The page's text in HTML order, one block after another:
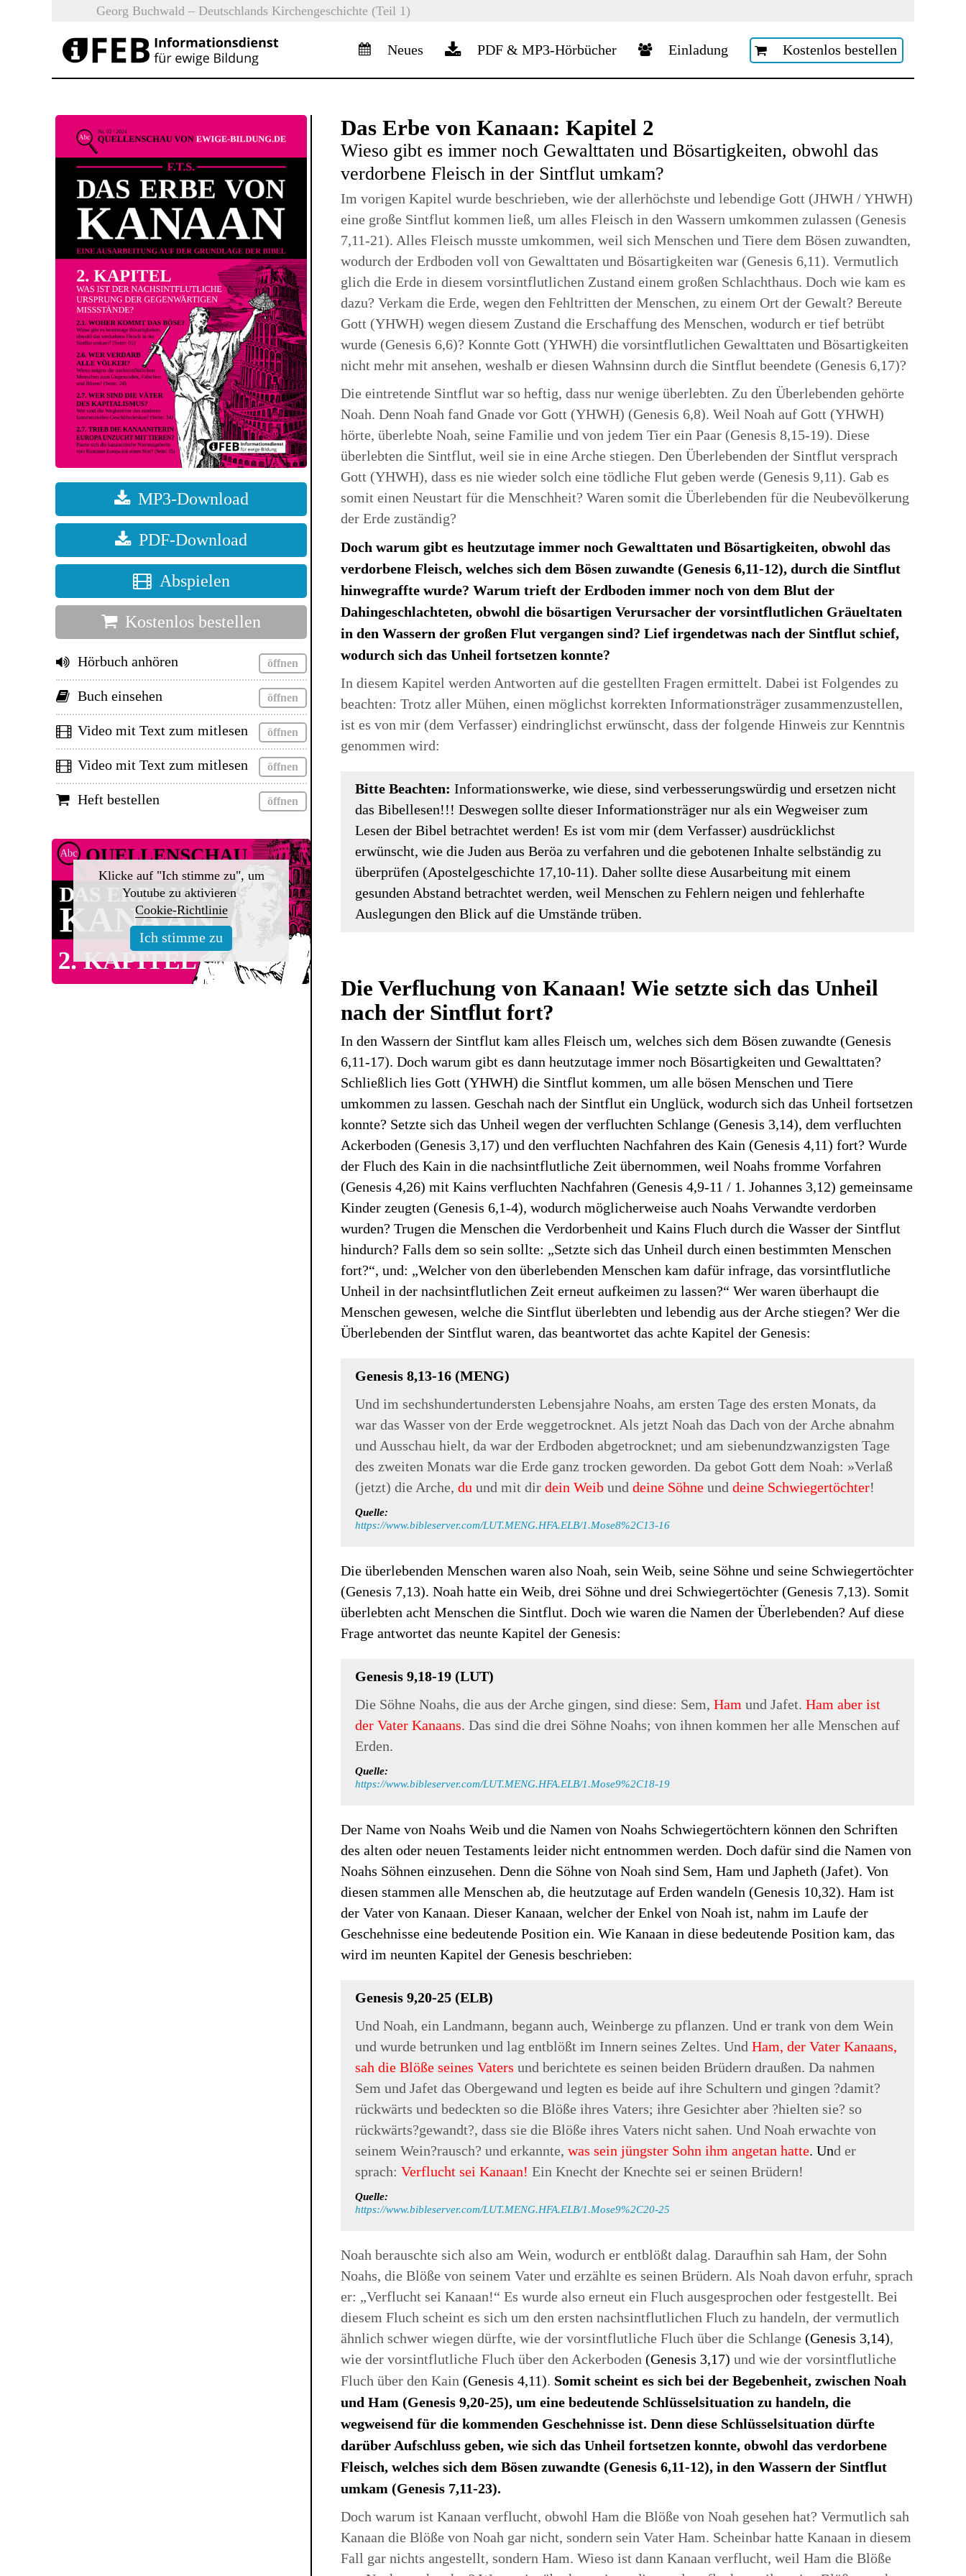
Georg Buchwald – Deutschlands Kirchengeschichte (Teil 1)
iFEB Neues PDF & MP3-Hörbücher Einladung Kostenlos bestellen
MP3-Download
PDF-Download
Abspielen
Kostenlos bestellen
Hörbuch anhören
Buch einsehen
Video mit Text zum mitlesen
Video mit Text zum mitlesen
Heft bestellen
Klicke auf "Ich stimme zu", um
Youtube zu aktivieren
Cookie-Richtlinie
Ich stimme zu
Das Erbe von Kanaan: Kapitel 2
Wieso gibt es immer noch Gewalttaten und Bösartigkeiten, obwohl das
verdorbene Fleisch in der Sintflut umkam?
Im vorigen Kapitel wurde beschrieben, wie der allerhöchste und lebendige Gott (JHWH / YHWH)
eine große Sintflut kommen ließ, um alles Fleisch in den Wassern umkommen zulassen (Genesis
7,11-21). Alles Fleisch musste umkommen, weil sich Menschen und Tiere dem Bösen zuwandten,
wodurch der Erdboden voll von Gewalttaten und Bösartigkeiten war (Genesis 6,11). Vermutlich
glich die Erde in diesem vorsintflutlichen Zustand einem großen Schlachthaus. Doch wie kam es
dazu? Verkam die Erde, wegen den Fehltritten der Menschen, zu einem Ort der Gewalt? Bereute
Gott (YHWH) wegen diesem Zustand die Erschaffung des Menschen, wodurch er tief betrübt
wurde (Genesis 6,6)? Konnte Gott (YHWH) die vorsintflutlichen Gewalttaten und Bösartigkeiten
nicht mehr mit ansehen, weshalb er diesen Wahnsinn durch die Sintflut beendete (Genesis 6,17)?
Die eintretende Sintflut war so heftig, dass nur wenige überlebten. Zu den Überlebenden gehörte
Noah. Denn Noah fand Gnade vor Gott (YHWH) (Genesis 6,8). Weil Noah auf Gott (YHWH)
hörte, überlebte Noah, seine Familie und von jedem Tier ein Paar (Genesis 8,15-19). Diese
überlebten die Sintflut, weil sie in eine Arche stiegen. Den Überlebenden der Sintflut versprach
Gott (YHWH), dass es nie wieder solch eine tödliche Flut geben werde (Genesis 9,11). Gab es
somit einen Neustart für die Menschheit? Waren somit die Überlebenden für die Neubevölkerung
der Erde zuständig?
Doch warum gibt es heutzutage immer noch Gewalttaten und Bösartigkeiten, obwohl das
verdorbene Fleisch, welches sich dem Bösen zuwandte (Genesis 6,11-12), durch die Sintflut
hinwegraffte wurde? Warum trieft der Erdboden immer noch von dem Blut der
Dahingeschlachteten, obwohl die bösartigen Verursacher der vorsintflutlichen Gräueltaten
in den Wassern der großen Flut vergangen sind? Lief irgendetwas nach der Sintflut schief,
wodurch sich das Unheil fortsetzen konnte?
In diesem Kapitel werden Antworten auf die gestellten Fragen ermittelt. Dabei ist Folgendes zu
beachten: Trotz aller Mühen, einen möglichst korrekten Informationsträger zusammenzustellen,
ist es von mir (dem Verfasser) eindringlichst erwünscht, dass der folgende Hinweis zur Kenntnis
genommen wird:
Bitte Beachten: Informationswerke, wie diese, sind verbesserungswürdig und ersetzen nicht
das Bibellesen!!! Deswegen sollte dieser Informationsträger nur als ein Wegweiser zum
Lesen der Bibel betrachtet werden! Es ist vom mir (dem Verfasser) ausdrücklichst
erwünscht, wie die Juden aus Beröa zu verfahren und die gebotenen Inhalte selbständig zu
überprüfen (Apostelgeschichte 17,10-11). Daher sollte diese Ausarbeitung mit einem
gesunden Abstand betrachtet werden, weil Menschen zu Fehlern neigen und fehlerhafte
Auslegungen den Blick auf die Umstände trüben.
Die Verfluchung von Kanaan! Wie setzte sich das Unheil
nach der Sintflut fort?
In den Wassern der Sintflut kam alles Fleisch um, welches sich dem Bösen zuwandte (Genesis
6,11-17). Doch warum gibt es dann heutzutage immer noch Bösartigkeiten und Gewalttaten?
Schließlich lies Gott (YHWH) die Sintflut kommen, um alle bösen Menschen und Tiere
umkommen zu lassen. Geschah nach der Sintflut ein Unglück, wodurch sich das Unheil fortsetzen
konnte? Setzte sich das Unheil wegen der verfluchten Schlange (Genesis 3,14), dem verfluchten
Ackerboden (Genesis 3,17) und den verfluchten Nachfahren des Kain (Genesis 4,11) fort? Wurde
der Fluch des Kain in die nachsintflutliche Zeit übernommen, weil Noahs fromme Vorfahren
(Genesis 4,26) mit Kains verfluchten Nachfahren (Genesis 4,9-11 / 1. Johannes 3,12) gemeinsame
Kinder zeugten (Genesis 6,1-4), wodurch möglicherweise auch Noahs Verwandte verdorben
wurden? Trugen die Menschen die Verdorbenheit und Kains Fluch durch die Wasser der Sintflut
hindurch? Falls dem so sein sollte: „Setzte sich das Unheil durch einen bestimmten Menschen
fort?“, und: „Welcher von den überlebenden Menschen kam dafür infrage, das vorsintflutliche
Unheil in der nachsintflutlichen Zeit erneut aufkeimen zu lassen?“ Wer waren überhaupt die
Menschen gewesen, welche die Sintflut überlebten und lebendig aus der Arche stiegen? Wer die
Überlebenden der Sintflut waren, das beantwortet das achte Kapitel der Genesis:
Genesis 8,13-16 (MENG)
Und im sechshundertundersten Lebensjahre Noahs, am ersten Tage des ersten Monats, da
war das Wasser von der Erde weggetrocknet. Als jetzt Noah das Dach von der Arche abnahm
und Ausschau hielt, da war der Erdboden abgetrocknet; und am siebenundzwanzigsten Tage
des zweiten Monats war die Erde ganz trocken geworden. Da gebot Gott dem Noah: »Verlaß
(jetzt) die Arche, du und mit dir dein Weib und deine Söhne und deine Schwiegertöchter!
Quelle:
https://www.bibleserver.com/LUT.MENG.HFA.ELB/1.Mose8%2C13-16
Die überlebenden Menschen waren also Noah, sein Weib, seine Söhne und seine Schwiegertöchter
(Genesis 7,13). Noah hatte ein Weib, drei Söhne und drei Schwiegertöchter (Genesis 7,13). Somit
überlebten acht Menschen die Sintflut. Doch wie waren die Namen der Überlebenden? Auf diese
Frage antwortet das neunte Kapitel der Genesis:
Genesis 9,18-19 (LUT)
Die Söhne Noahs, die aus der Arche gingen, sind diese: Sem, Ham und Jafet. Ham aber ist
der Vater Kanaans. Das sind die drei Söhne Noahs; von ihnen kommen her alle Menschen auf
Erden.
Quelle:
https://www.bibleserver.com/LUT.MENG.HFA.ELB/1.Mose9%2C18-19
Der Name von Noahs Weib und die Namen von Noahs Schwiegertöchtern können den Schriften
des alten oder neuen Testaments leider nicht entnommen werden. Doch dafür sind die Namen von
Noahs Söhnen einzusehen. Denn die Söhne von Noah sind Sem, Ham und Japheth (Jafet). Von
diesen stammen alle Menschen ab, die heutzutage auf Erden wandeln (Genesis 10,32). Ham ist
der Vater von Kanaan. Dieser Kanaan, welcher der Enkel von Noah ist, nahm im Laufe der
Geschehnisse eine bedeutende Position ein. Wie Kanaan in diese bedeutende Position kam, das
wird im neunten Kapitel der Genesis beschrieben:
Genesis 9,20-25 (ELB)
Und Noah, ein Landmann, begann auch, Weinberge zu pflanzen. Und er trank von dem Wein
und wurde betrunken und lag entblößt im Innern seines Zeltes. Und Ham, der Vater Kanaans,
sah die Blöße seines Vaters und berichtete es seinen beiden Brüdern draußen. Da nahmen
Sem und Jafet das Obergewand und legten es beide auf ihre Schultern und gingen ?damit?
rückwärts und bedeckten so die Blöße ihres Vaters; ihre Gesichter aber ?hielten sie? so
rückwärts?gewandt?, dass sie die Blöße ihres Vaters nicht sahen. Und Noah erwachte von
seinem Wein?rausch? und erkannte, was sein jüngster Sohn ihm angetan hatte. Und er
sprach: Verflucht sei Kanaan! Ein Knecht der Knechte sei er seinen Brüdern!
Quelle:
https://www.bibleserver.com/LUT.MENG.HFA.ELB/1.Mose9%2C20-25
Noah berauschte sich also am Wein, wodurch er entblößt dalag. Daraufhin sah Ham, der Sohn
Noahs, die Blöße von seinem Vater und erzählte es seinen Brüdern. Als Noah davon erfuhr, sprach
er: „Verflucht sei Kanaan!“ Es wurde also erneut ein Fluch ausgesprochen oder festgestellt. Bei
diesem Fluch scheint es sich um den ersten nachsintflutlichen Fluch zu handeln, der vermutlich
ähnlich schwer wiegen dürfte, wie der vorsintflutliche Fluch über die Schlange (Genesis 3,14),
wie der vorsintflutliche Fluch über den Ackerboden (Genesis 3,17) und wie der vorsintflutliche
Fluch über den Kain (Genesis 4,11). Somit scheint es sich bei der Begebenheit, zwischen Noah
und Ham (Genesis 9,20-25), um eine bedeutende Schlüsselsituation zu handeln, die
wegweisend für die kommenden Geschehnisse ist. Denn diese Schlüsselsituation dürfte
darüber Aufschluss geben, wie sich das Unheil fortsetzen konnte, obwohl das verdorbene
Fleisch, welches sich dem Bösen zuwandte (Genesis 6,11-12), in den Wassern der Sintflut
umkam (Genesis 7,11-23).
Doch warum ist Kanaan verflucht, obwohl Ham die Blöße von Noah gesehen hat? Vermutlich sah
Kanaan die Blöße von Noah gar nicht, sondern sein Vater Ham. Scheinbar hatte Kanaan in diesem
Fall gar nichts angestellt, sondern Ham. Wieso ist dann Kanaan verflucht, weil Ham die Blöße